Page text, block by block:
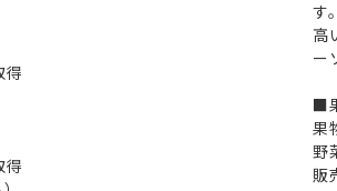
得
得
す。
高
ー
■
果
野
販